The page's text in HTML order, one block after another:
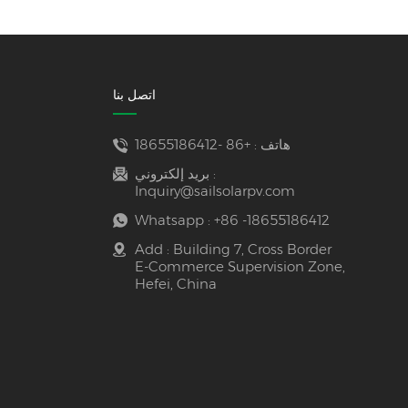
اتصل بنا
هاتف : +86 -18655186412
بريد إلكتروني :
Inquiry@sailsolarpv.com
Whatsapp : +86 -18655186412
Add : Building 7, Cross Border
E-Commerce Supervision Zone,
Hefei, China